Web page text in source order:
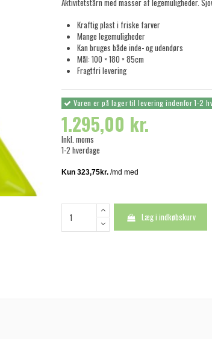
Kraftig plast i friske farver
Mange legemuligheder
Kan bruges både inde- og udendørs
Mål: 100 × 180 × 85cm
Fragtfri levering
Varen er på lager til levering indenfor 1-2
1.295,00 kr.
Inkl. moms
1-2 hverdage
Læg i indkøbskurv